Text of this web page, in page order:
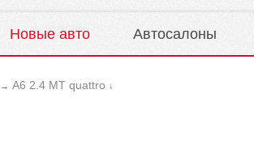
Новые авто Автосалоны
→ A6 2.4 MT quattro ↓